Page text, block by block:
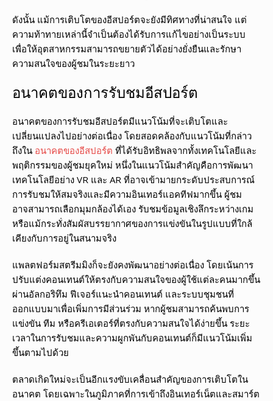
ดังนั้น แม้การเติบโตของอีสปอร์ตจะยังมีทิศทางที่น่าสนใจ แต่
ความท้าทายเหล่านี้จำเป็นต้องได้รับการแก้ไขอย่างเป็นระบบ
เพื่อให้อุตสาหกรรมสามารถขยายตัวได้อย่างยั่งยืนและรักษา
ความสนใจของผู้ชมในระยะยาว
อนาคตของการรับชมอีสปอร์ต
อนาคตของการรับชมอีสปอร์ตมีแนวโน้มที่จะเติบโตและ
เปลี่ยนแปลงไปอย่างต่อเนื่อง โดยสอดคล้องกับแนวโน้มที่กล่าว
ถึงใน อนาคตของอีสปอร์ต ที่ได้รับอิทธิพลจากทั้งเทคโนโลยีและ
พฤติกรรมของผู้ชมยุคใหม่ หนึ่งในแนวโน้มสำคัญคือการพัฒนา
เทคโนโลยีอย่าง VR และ AR ที่อาจเข้ามายกระดับประสบการณ์
การรับชมให้สมจริงและมีความอินเทอร์แอคทีฟมากขึ้น ผู้ชม
อาจสามารถเลือกมุมกล้องได้เอง รับชมข้อมูลเชิงลึกระหว่างเกม
หรือแม้กระทั่งสัมผัสบรรยากาศของการแข่งขันในรูปแบบที่ใกล้
เคียงกับการอยู่ในสนามจริง
แพลตฟอร์มสตรีมมิงก็จะยังคงพัฒนาอย่างต่อเนื่อง โดยเน้นการ
ปรับแต่งคอนเทนต์ให้ตรงกับความสนใจของผู้ใช้แต่ละคนมากขึ้น
ผ่านอัลกอริทึม ฟีเจอร์แนะนำคอนเทนต์ และระบบชุมชนที่
ออกแบบมาเพื่อเพิ่มการมีส่วนร่วม หากผู้ชมสามารถค้นพบการ
แข่งขัน ทีม หรือครีเอเตอร์ที่ตรงกับความสนใจได้ง่ายขึ้น ระยะ
เวลาในการรับชมและความผูกพันกับคอนเทนต์ก็มีแนวโน้มเพิ่ม
ขึ้นตามไปด้วย
ตลาดเกิดใหม่จะเป็นอีกแรงขับเคลื่อนสำคัญของการเติบโตใน
อนาคต โดยเฉพาะในภูมิภาคที่การเข้าถึงอินเทอร์เน็ตและสมาร์ต